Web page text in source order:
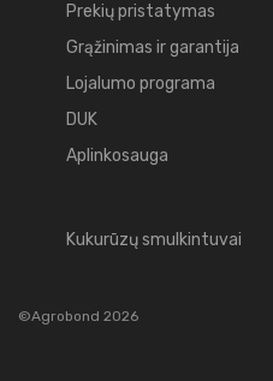
Prekių pristatymas
Grąžinimas ir garantija
Lojalumo programa
DUK
Aplinkosauga
Kukurūzų smulkintuvai
©Agrobond 2026